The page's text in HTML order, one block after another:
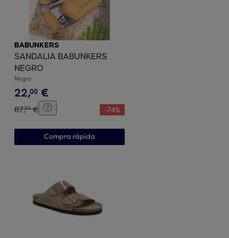
BABUNKERS
SANDALIA BABUNKERS
NEGRO
Negro
22,00 €
87,90 € -74%
Compra rápida